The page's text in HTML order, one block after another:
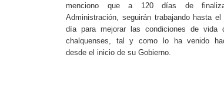
menciono que a 120 días de
Administración, seguirán trabajando hasta el
día para mejorar las condiciones de vida
chalquenses, tal y como lo ha venido
desde el inicio de su Gobierno.